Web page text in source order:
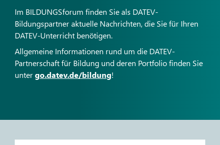
Im BILDUNGSforum finden Sie als DATEV-
Bildungspartner aktuelle Nachrichten, die Sie für Ihren
DATEV-Unterricht benötigen.
Allgemeine Informationen rund um die DATEV-
Partnerschaft für Bildung und deren Portfolio finden Sie
untergo.datev.de/bildung!